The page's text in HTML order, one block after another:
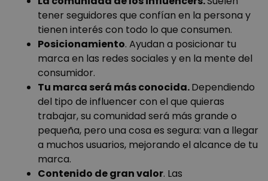
tener seguidores que confían en la persona y
tienen interés con todo lo que consumen.
Posicionamiento. Ayudan a posicionar tu
marca en las redes sociales y en la mente del
consumidor.
Tu marca será más conocida.Dependiendo
del tipo de influencer con el que quieras
trabajar, su comunidad será más grande o
pequeña, pero una cosa es segura: van a llegar
a muchos usuarios, mejorando el alcance de tu
marca.
Contenido de gran valor. Las